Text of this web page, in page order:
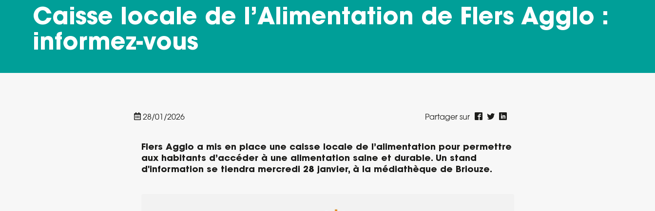
Caisse locale de l’Alimentation de Flers Agglo :
informez-vous
28/01/2026 Partager sur
Flers Agglo a mis en place une caisse locale de l’alimentation pour permettre
aux habitants d’accéder à une alimentation saine et durable. Un stand
d'information se tiendra mercredi 28 janvier, à la médiathèque de Briouze.